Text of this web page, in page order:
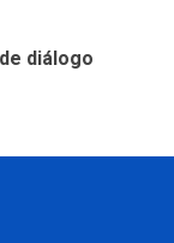
diálogo